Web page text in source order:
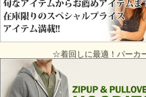
☆着回しに最適！パーカ